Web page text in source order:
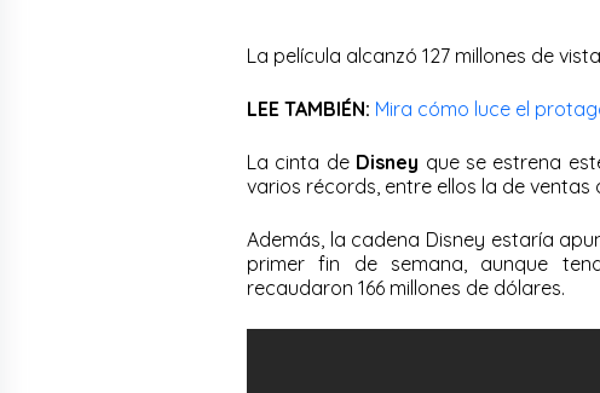
La película alcanzó 127 millones de
LEE TAMBIÉN: Mira cómo luce el
La cinta deDisney que se estrena
varios récords, entre ellos la de
Además, la cadena Disney estaría
primer fin de semana, aunque
recaudaron 166 millones de dólares.